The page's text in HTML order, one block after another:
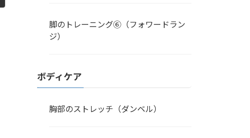
脚のトレーニング⑥（フォワードラン
ジ）
ボディケア
胸部のストレッチ（ダンベル）